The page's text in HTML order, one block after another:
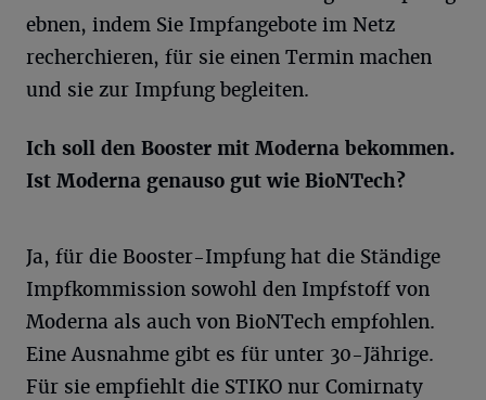
ebnen, indem Sie Impfangebote im Netz
recherchieren, für sie einen Termin machen
und sie zur Impfung begleiten.
Ich soll den Booster mit Moderna bekommen.
Ist Moderna genauso gut wie BioNTech?
Ja, für die Booster-Impfung hat die Ständige
Impfkommission sowohl den Impfstoff von
Moderna als auch von BioNTech empfohlen.
Eine Ausnahme gibt es für unter 30-Jährige.
Für sie empfiehlt die STIKO nur Comirnaty